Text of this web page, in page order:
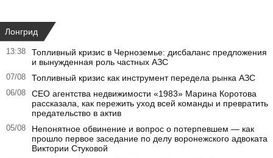
Лонгрид
13:38
Топливный кризис в Черноземье: дисбаланс предложения
и вынужденная роль частных АЗС
07/08 Топливный кризис как инструмент передела рынка АЗС
06/08
CEO агентства недвижимости «1983» Марина Коротова
рассказала, как пережить уход всей команды и превратить
предательство в актив
05/08
Непонятное обвинение и вопрос о потерпевшем — как
прошло первое заседание по делу воронежского адвоката
Виктории Стуковой